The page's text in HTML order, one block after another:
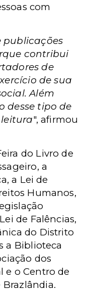
com
publicações
contribui
de
de sua
Além
desse tipo de
", afirmou
do Livro de
a
a Lei de
Humanos,
de Falências,
do Distrito
a Biblioteca
dos
e o Centro de